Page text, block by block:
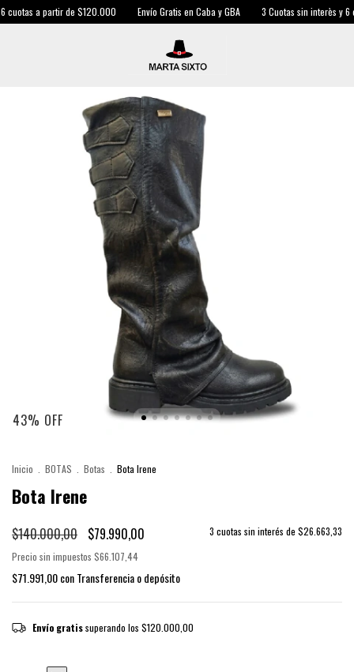
a partir de $120.000 Envío Gratis en Caba y GBA 3 Cuotas sin interès y 6
43% OFF
Inicio BOTAS Botas Bota Irene
Bota Irene
$140.000,00 $79.990,00 3 cuotas sin interés de $26.663,33
Precio sin impuestos $66.107,44
$71.991,00conTransferencia o depósito
Envío gratis superando los $120.000,00